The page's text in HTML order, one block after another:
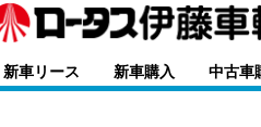
新車リース 新車購入 中古車